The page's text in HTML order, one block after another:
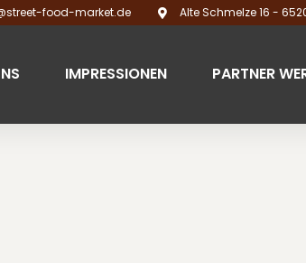
food-market.de Alte Schmelze 16 -
IMPRESSIONEN PARTNER